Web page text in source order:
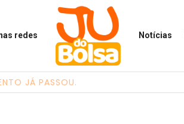
redes Notícias
JÁ PASSOU.